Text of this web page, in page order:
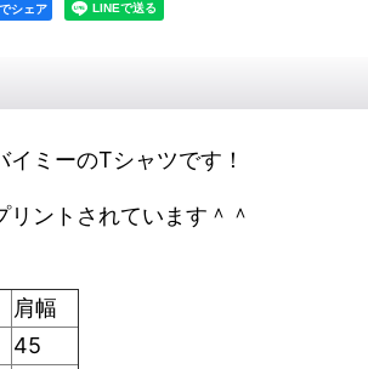
シェア
ミーのTシャツです！
リントされています＾＾
肩幅
45